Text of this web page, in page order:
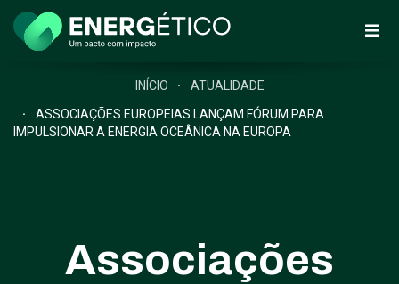
INÍCIO
ATUALIDADE
ASSOCIAÇÕES EUROPEIAS LANÇAM FÓRUM PARA
IMPULSIONAR A ENERGIA OCEÂNICA NA EUROPA
Associações